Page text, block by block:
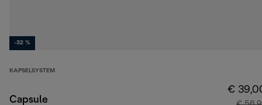
-32 %
KAPSELSYSTEM
Capsule
€